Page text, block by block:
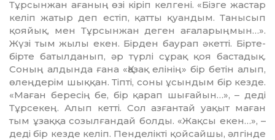
Тұрсынжан ағаның өзі кіріп келгені. «Бізге жастар
келіп жатыр деп естіп, қатты қуандым. Танысып
қояйық, мен Тұрсынжан деген ағаларыңмын…».
Жүзі тым жылы екен. Бірден баурап әкетті. Бірте-
бірте батылданып, әр түрлі сұрақ қоя бастадық.
Соның алдында ғана «Қазақ елінің» бір бетін алып,
өлеңдерім шыққан. Тіпті, соны ұсындым бір кезде.
«Маған бересің бе, бір қарап шығайын…», – деді
Тұрсекең. Алып кетті. Сол азғантай уақыт маған
тым ұзаққа созылғандай болды. «Жақсы екен…», –
деді бір кезде келіп. Пенделікті қойсайшы, әлгінде